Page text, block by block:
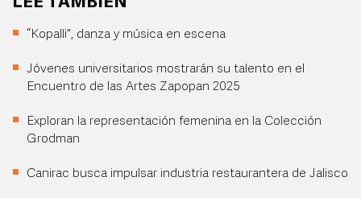
“Kopalli”, danza y música en escena
Jóvenes universitarios mostrarán su talento en el
Encuentro de las Artes Zapopan 2025
Exploran la representación femenina en la Colección
Grodman
Canirac busca impulsar industria restaurantera de Jalisco